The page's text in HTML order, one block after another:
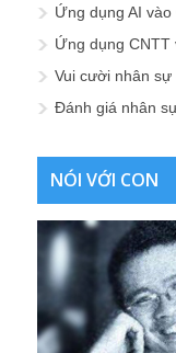
Ứng dụng AI vào
Ứng dụng CNTT
Vui cười nhân sự
Đánh giá nhân
NÓI VỚI CON